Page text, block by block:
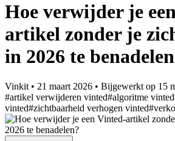
Hoe verwijder je
artikel zonder je
in 2026 te
Vinkit • 21 maart 2026 • Bijgewerkt op 15
#artikel verwijderen vinted#algoritme vinted
vinted#zichtbaarheid verhogen vinted